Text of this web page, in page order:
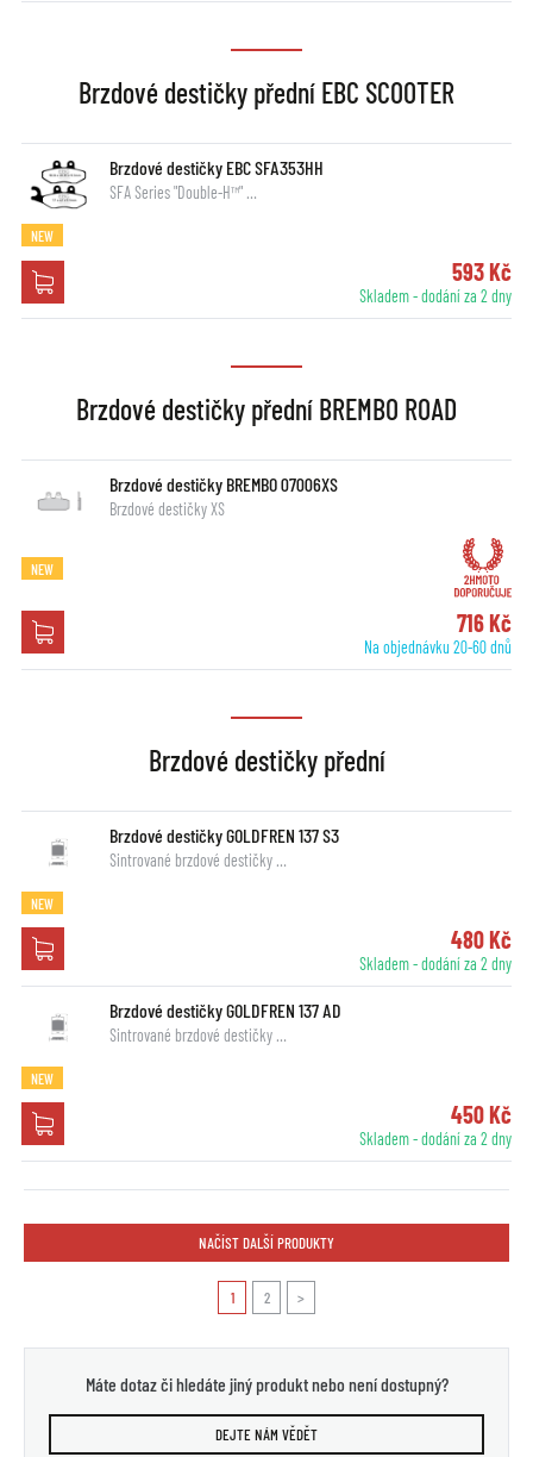
Brzdové destičky přední EBC SCOOTER
Brzdové destičky EBC SFA353HH
SFA Series "Double-H™" …
NEW
593 Kč
Skladem - dodání za 2 dny
Brzdové destičky přední BREMBO ROAD
Brzdové destičky BREMBO 07006XS
Brzdové destičky XS
NEW
716 Kč
Na objednávku 20-60 dnů
Brzdové destičky přední
Brzdové destičky GOLDFREN 137 S3
Sintrované brzdové destičky …
NEW
480 Kč
Skladem - dodání za 2 dny
Brzdové destičky GOLDFREN 137 AD
Sintrované brzdové destičky …
NEW
450 Kč
Skladem - dodání za 2 dny
NAČÍST DALŠÍ PRODUKTY
1 2 >
Máte dotaz či hledáte jiný produkt nebo není dostupný?
DEJTE NÁM VĚDĚT